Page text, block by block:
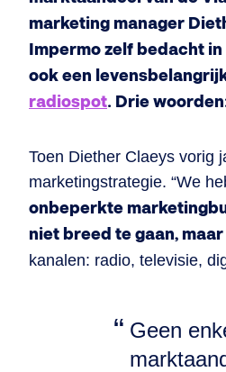
marketing manager
Impermo zelf bedacht
ook een
radiospot. Drie
Toen Diether Claeys vorig
marketingstrategie. “We
onbeperkte
niet breed te gaan,
kanalen: radio, televisie,
Geen